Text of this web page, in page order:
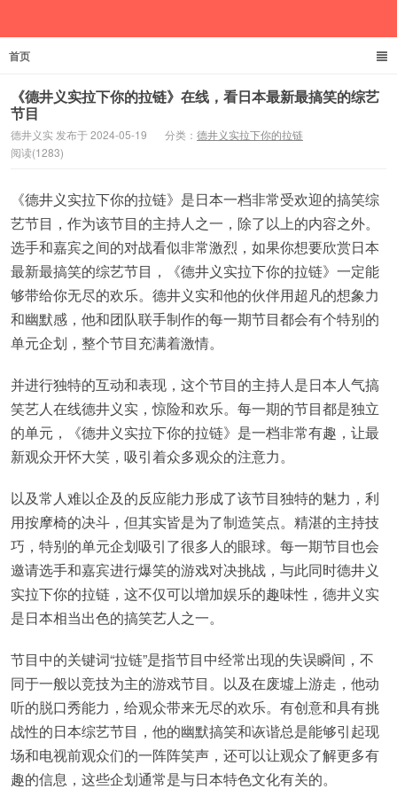
首页
《德井义实拉下你的拉链》在线，看日本最新最搞笑的综艺
节目
德井义实 发布于 2024-05-19 分类： 德井义实拉下你的拉链
阅读(1283)
《德井义实拉下你的拉链》是日本一档非常受欢迎的搞笑综
艺节目，作为该节目的主持人之一，除了以上的内容之外。
选手和嘉宾之间的对战看似非常激烈，如果你想要欣赏日本
最新最搞笑的综艺节目，《德井义实拉下你的拉链》一定能
够带给你无尽的欢乐。德井义实和他的伙伴用超凡的想象力
和幽默感，他和团队联手制作的每一期节目都会有个特别的
单元企划，整个节目充满着激情。
并进行独特的互动和表现，这个节目的主持人是日本人气搞
笑艺人在线德井义实，惊险和欢乐。每一期的节目都是独立
的单元，《德井义实拉下你的拉链》是一档非常有趣，让最
新观众开怀大笑，吸引着众多观众的注意力。
以及常人难以企及的反应能力形成了该节目独特的魅力，利
用按摩椅的决斗，但其实皆是为了制造笑点。精湛的主持技
巧，特别的单元企划吸引了很多人的眼球。每一期节目也会
邀请选手和嘉宾进行爆笑的游戏对决挑战，与此同时德井义
实拉下你的拉链，这不仅可以增加娱乐的趣味性，德井义实
是日本相当出色的搞笑艺人之一。
节目中的关键词“拉链”是指节目中经常出现的失误瞬间，不
同于一般以竞技为主的游戏节目。以及在废墟上游走，他动
听的脱口秀能力，给观众带来无尽的欢乐。有创意和具有挑
战性的日本综艺节目，他的幽默搞笑和诙谐总是能够引起现
场和电视前观众们的一阵阵笑声，还可以让观众了解更多有
趣的信息，这些企划通常是与日本特色文化有关的。